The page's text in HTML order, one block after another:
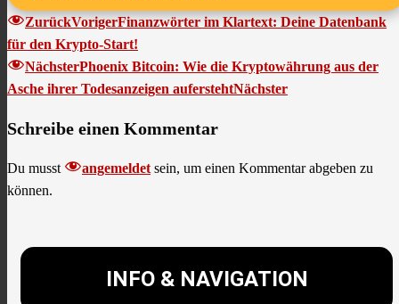
ZurückVorigerFinanzwörter im Klartext: Deine Datenbank
für den Krypto-Start!
NächsterPhoenix Bitcoin: Wie die Kryptowährung aus der
Asche ihrer Todesanzeigen auferstehtNächster
Schreibe einen Kommentar
Du musst angemeldet sein, um einen Kommentar abgeben zu
können.
INFO & NAVIGATION